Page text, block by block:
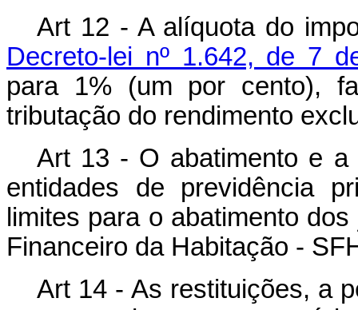
Art 12 - A alíquota do
Decreto-lei nº 1.642, de 7
para 1% (um por cento),
tributação do rendimento
Art 13 - O abatimento e a
entidades de previdência
limites para o abatimento
Financeiro da Habitação -
Art 14 - As restituições, a